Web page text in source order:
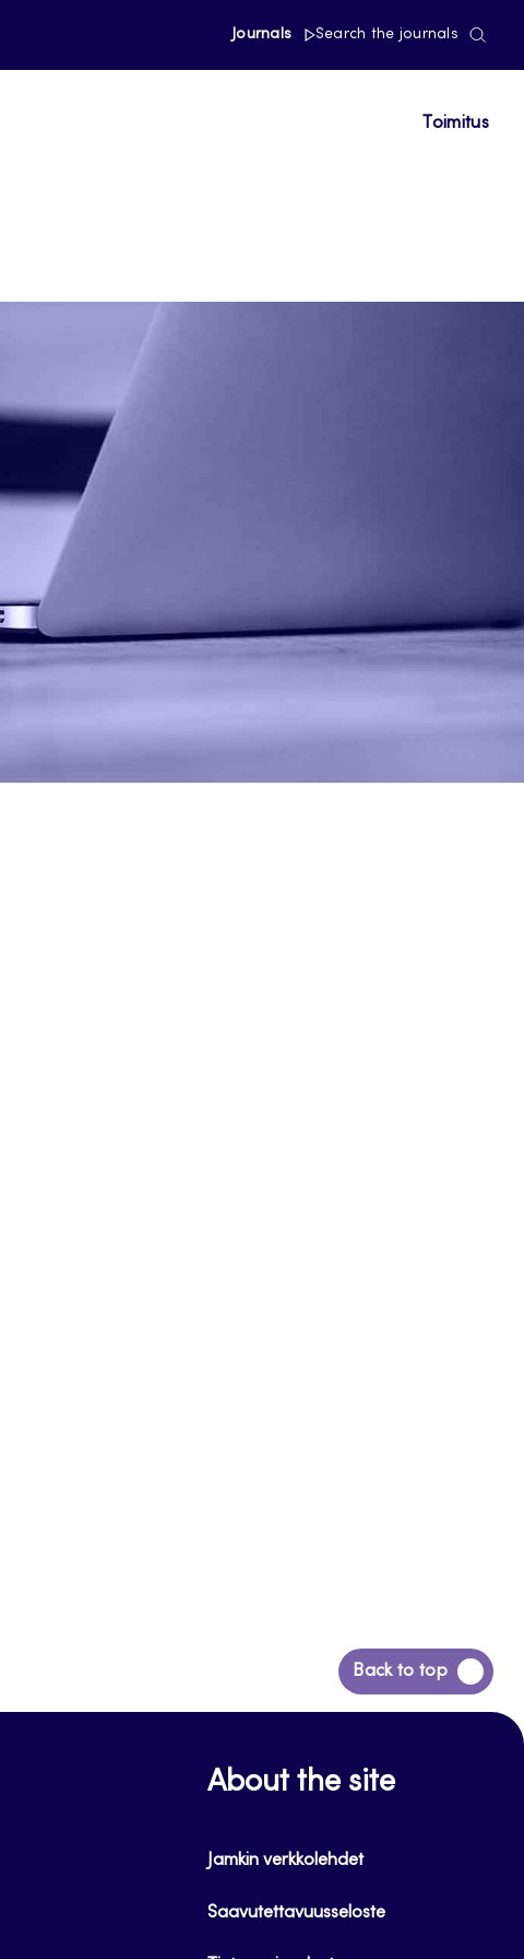
Journals Search the journals
Toimitus
Back to top
Siirry
takaisin
About the site
Jamkin verkkolehdet
Saavutettavuusseloste